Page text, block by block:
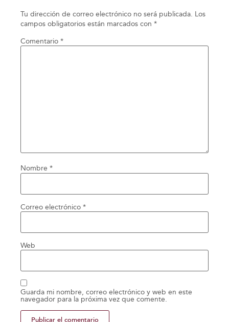
Tu dirección de correo electrónico no será publicada. Los
campos obligatorios están marcados con *
Comentario *
Nombre *
Correo electrónico *
Web
Guarda mi nombre, correo electrónico y web en este
navegador para la próxima vez que comente.